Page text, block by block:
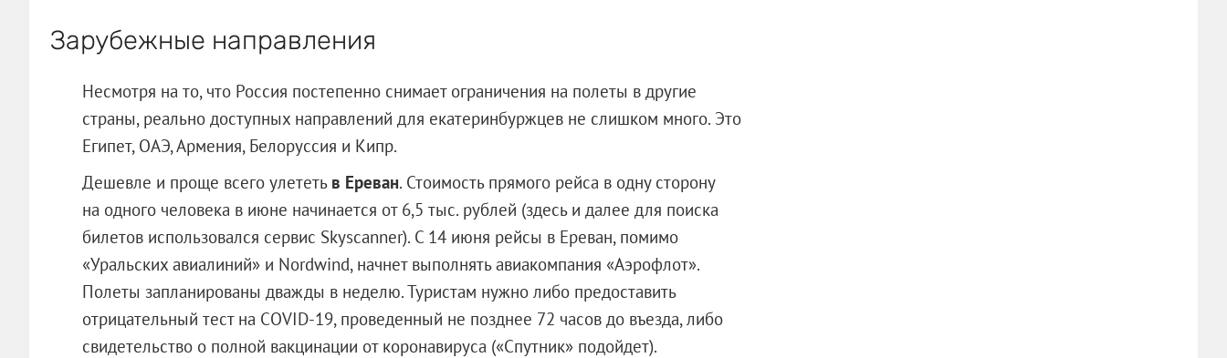
Зарубежные направления
Несмотря на то, что Россия постепенно снимает ограничения на полеты в другие
страны, реально доступных направлений для екатеринбуржцев не слишком много. Это
Египет, ОАЭ, Армения, Белоруссия и Кипр.
Дешевле и проще всего улететь в Ереван. Стоимость прямого рейса в одну сторону
на одного человека в июне начинается от 6,5 тыс. рублей (здесь и далее для поиска
билетов использовался сервис Skyscanner). С 14 июня рейсы в Ереван, помимо
«Уральских авиалиний» и Nordwind, начнет выполнять авиакомпания «Аэрофлот».
Полеты запланированы дважды в неделю. Туристам нужно либо предоставить
отрицательный тест на COVID-19, проведенный не позднее 72 часов до въезда, либо
свидетельство о полной вакцинации от коронавируса («Спутник» подойдет).